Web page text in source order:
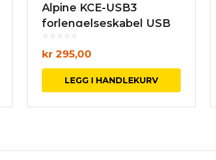
Alpine KCE-USB3
forlengelseskabel USB
kr 295,00
LEGG I HANDLEKURV